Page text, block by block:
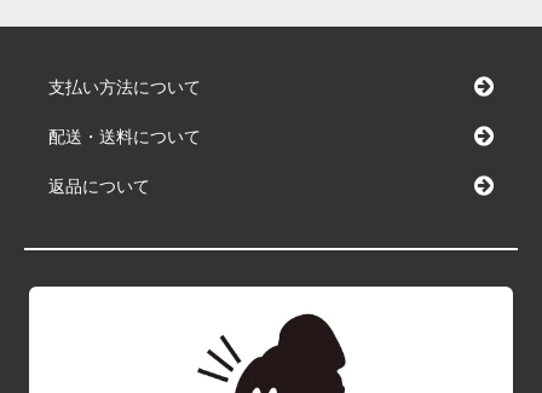
支払い方法について
配送・送料について
返品について